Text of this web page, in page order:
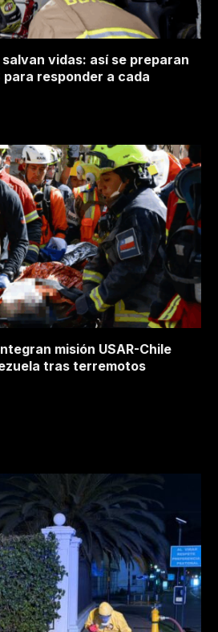
vidas: así se preparan
para responder a cada
misión USAR-Chile
tras terremotos